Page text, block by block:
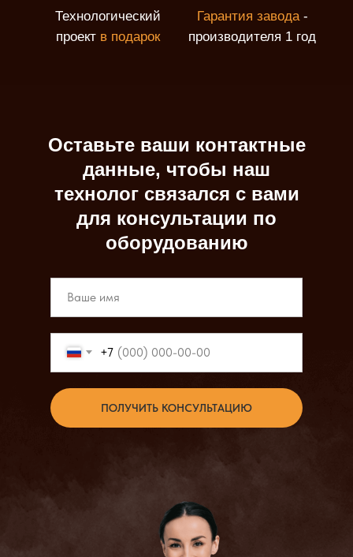
Технологический
проект в подарок
Гарантия завода-
производителя 1 год
Оставьте ваши контактные
данные, чтобы наш
технолог связался с вами
для консультации по
оборудованию
+7
ПОЛУЧИТЬ КОНСУЛЬТАЦИЮ